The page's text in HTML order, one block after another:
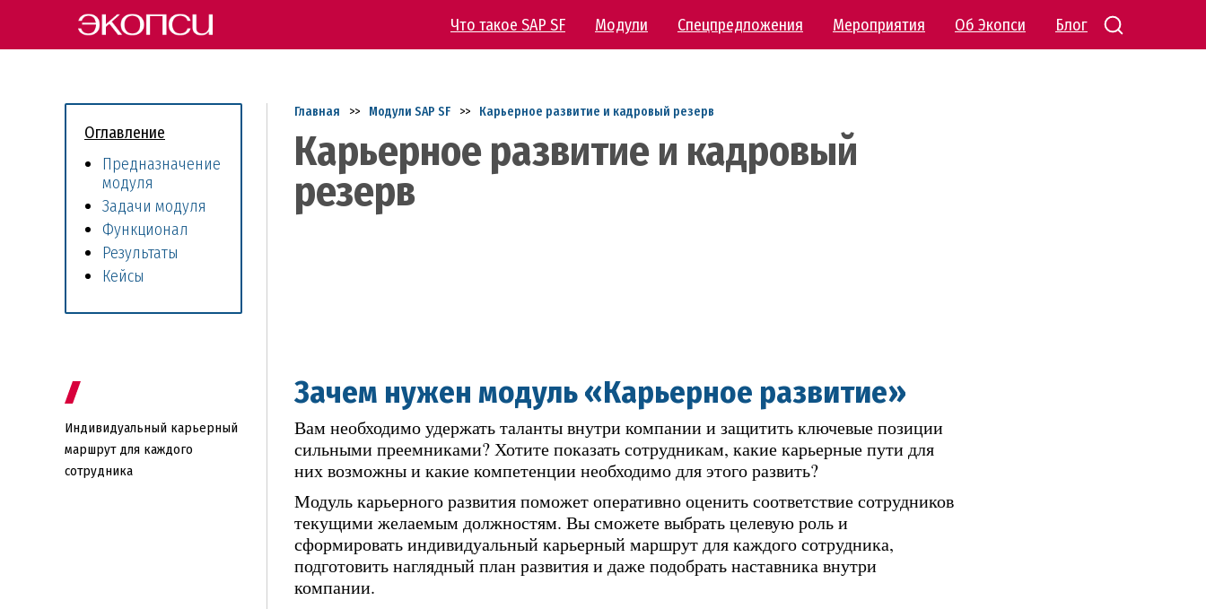
Что такое SAP SF Модули Спецпредложения Мероприятия Об Экопси Блог
Оглавление
Предназначение
модуля
Задачи модуля
Функционал
Результаты
Кейсы
Главная >> Модули SAP SF >> Карьерное развитие и кадровый резерв
Карьерное развитие и кадровый
резерв
Индивидуальный карьерный
маршрут для каждого
сотрудника
Зачем нужен модуль «Карьерное развитие»
Вам необходимо удержать таланты внутри компании и защитить ключевые позиции
сильными преемниками? Хотите показать сотрудникам, какие карьерные пути для
них возможны и какие компетенции необходимо для этого развить?
Модуль карьерного развития поможет оперативно оценить соответствие сотрудников
текущими желаемым должностям. Вы сможете выбрать целевую роль и
сформировать индивидуальный карьерный маршрут для каждого сотрудника,
подготовить наглядный план развития и даже подобрать наставника внутри
компании.